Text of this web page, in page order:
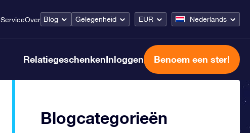
ServiceOver Blog Gelegenheid EUR Nederlands
RelatiegeschenkenInloggen Benoem een ster!
Blogcategorieën